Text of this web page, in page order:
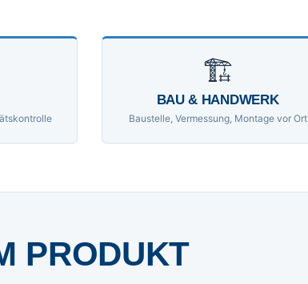
🏗
BAU & HANDWERK
Baustelle, Vermessung, Montage vor Ort
PRODUKT